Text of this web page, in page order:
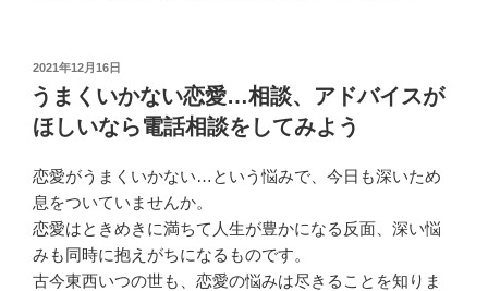
投
稿
日:
2021年12月16日
うまくいかない恋愛…相談、アドバイスが
ほしいなら電話相談をしてみよう
恋愛がうまくいかない…という悩みで、今日も深いため
息をついていませんか。
恋愛はときめきに満ちて人生が豊かになる反面、深い悩
みも同時に抱えがちになるものです。
古今東西いつの世も、恋愛の悩みは尽きることを知りま